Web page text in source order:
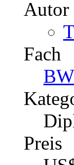
Autor
Fach
Preis